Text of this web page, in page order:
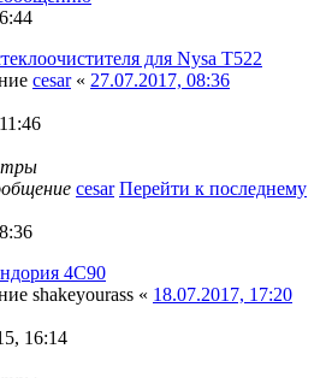
для Nysa T522
cesar« 27.07.2017, 08:36
cesar Перейти к последнему
4С90
shakeyourass « 18.07.2017, 17:20
16:14